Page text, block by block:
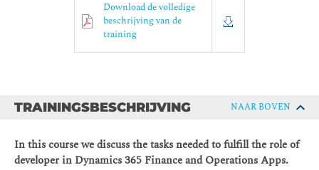
Download de volledige
beschrijving van de
training
TRAININGSBESCHRIJVING NAAR BOVEN
In this course we discuss the tasks needed to fulfill the role of
developer in Dynamics 365 Finance and Operations Apps.